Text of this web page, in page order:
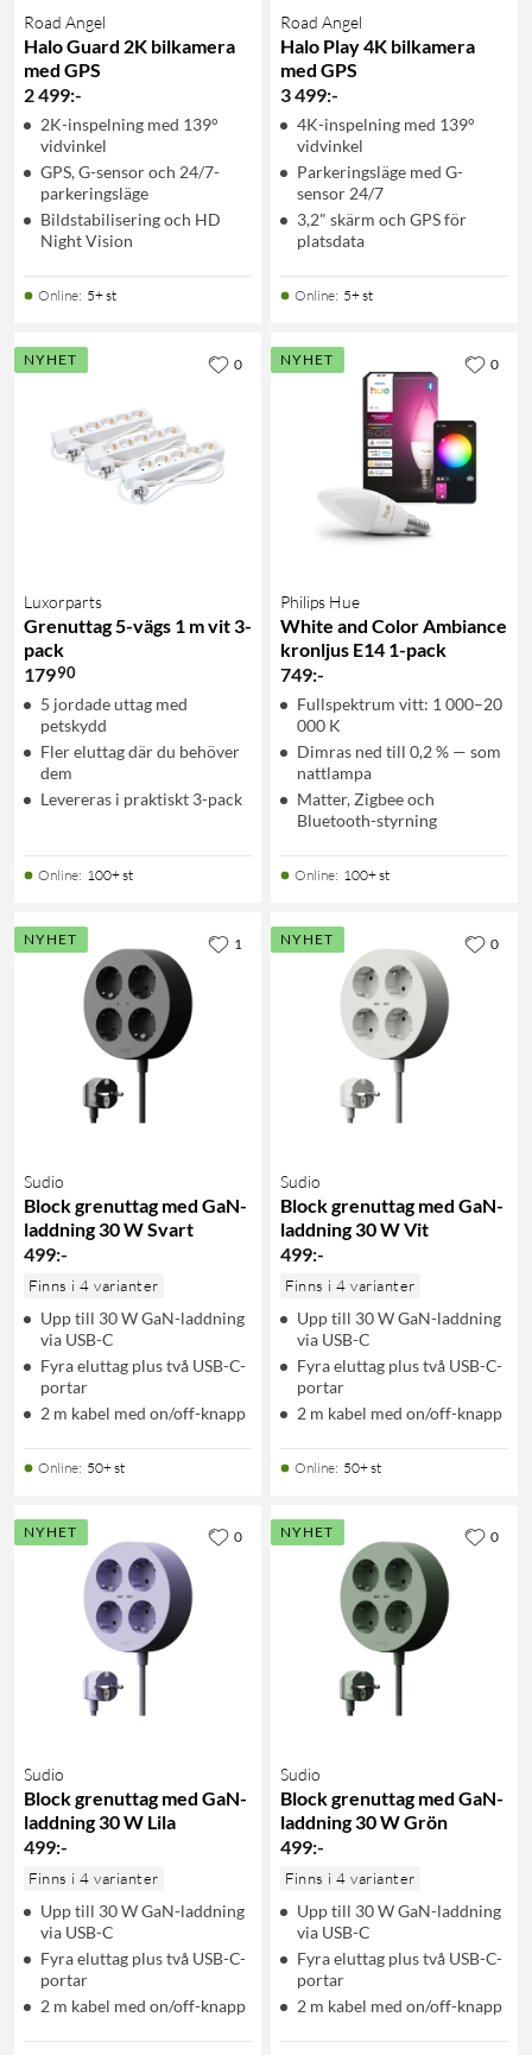
Road Angel
Halo Guard 2K bilkamera
med GPS
2 499:-
2K-inspelning med 139°
vidvinkel
GPS, G-sensor och 24/7-
parkeringsläge
Bildstabilisering och HD
Night Vision
Online: 5+ st
Road Angel
Halo Play 4K bilkamera
med GPS
3 499:-
4K-inspelning med 139°
vidvinkel
Parkeringsläge med G-
sensor 24/7
3,2" skärm och GPS för
platsdata
Online: 5+ st
NYHET
Luxorparts
Grenuttag 5-vägs 1 m vit 3-
pack
17990
5 jordade uttag med
petskydd
Fler eluttag där du behöver
dem
Levereras i praktiskt 3-pack
Online: 100+ st
0 NYHET
Philips Hue
White and Color Ambiance
kronljus E14 1-pack
749:-
Fullspektrum vitt: 1 000–20
000 K
Dimras ned till 0,2 % — som
nattlampa
Matter, Zigbee och
Bluetooth-styrning
Online: 100+ st
0
NYHET
Sudio
Block grenuttag med GaN-
laddning 30 W Svart
499:-
Finns i 4 varianter
Upp till 30 W GaN-laddning
via USB-C
Fyra eluttag plus två USB-C-
portar
2 m kabel med on/off-knapp
Online: 50+ st
1 NYHET
Sudio
Block grenuttag med GaN-
laddning 30 W Vit
499:-
Finns i 4 varianter
Upp till 30 W GaN-laddning
via USB-C
Fyra eluttag plus två USB-C-
portar
2 m kabel med on/off-knapp
Online: 50+ st
0
NYHET
Sudio
Block grenuttag med GaN-
laddning 30 W Lila
499:-
Finns i 4 varianter
Upp till 30 W GaN-laddning
via USB-C
Fyra eluttag plus två USB-C-
portar
2 m kabel med on/off-knapp
0 NYHET
Sudio
Block grenuttag med GaN-
laddning 30 W Grön
499:-
Finns i 4 varianter
Upp till 30 W GaN-laddning
via USB-C
Fyra eluttag plus två USB-C-
portar
2 m kabel med on/off-knapp
0